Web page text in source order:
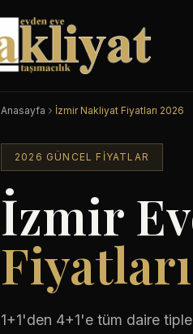
Anasayfa İzmir Nakliyat Fiyatları 2026
2026 GÜNCEL FIYATLAR
İzmir
1+1'den 4+1'e tüm daire